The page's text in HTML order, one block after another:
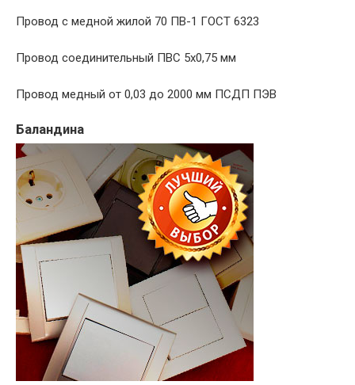
Провод с медной жилой 70 ПВ-1 ГОСТ 6323
Провод соединительный ПВС 5х0,75 мм
Провод медный от 0,03 до 2000 мм ПСДП ПЭВ
Баландина